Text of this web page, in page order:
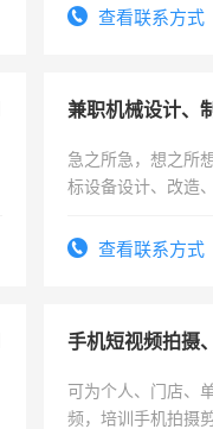
电话查看联系方式
急之所急，想之所
标设备设计、改造
结识有识之士，共
查看联系方式
可为个人、门店、
频，培训手机拍摄